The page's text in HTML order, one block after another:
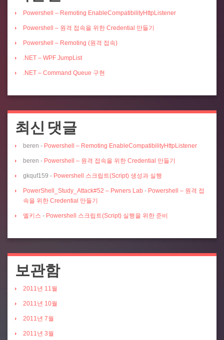
Powershell – Remoting EnableCompatibilityHttpListener
Powershell – 원격 접속을 위한 Credential 만들기
Powershell – Remoting (원격 접속)
.NET – WPF JumpList
.NET – Command Queue 구현
최신 댓글
beren - Powershell – Remoting EnableCompatibilityHttpListener
beren - Powershell – 원격 접속을 위한 Credential 만들기
gkquf159 - Powershell 스크립트(Script) 생성과 실행
PowerShell_Study_Attack#52 – Pwners Lab - Powershell – 원격 접
속을 위한 Credential 만들기
엘키스 - Powershell 스크립트(Script) 실행을 위한 준비
보관함
2011년 11월
2011년 10월
2011년 7월
2011년 3월